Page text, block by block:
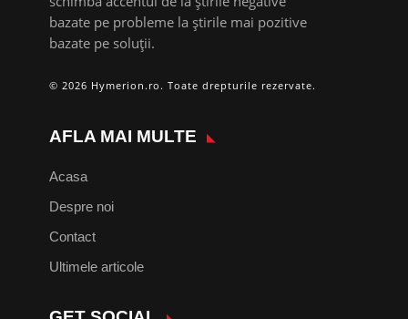
bazate pe probleme la știrile mai pozitive
bazate pe soluții.
© 2026 Hymerion.ro. Toate drepturile rezervate.
AFLA MAI MULTE
Acasa
Despre noi
Contact
Ultimele articole